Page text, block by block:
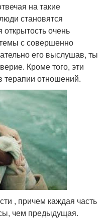
на такие
становятся
очень
с совершенно
его выслушав, ты
Кроме того, эти
терапии отношений.
, причем каждая часть
чем предыдущая.